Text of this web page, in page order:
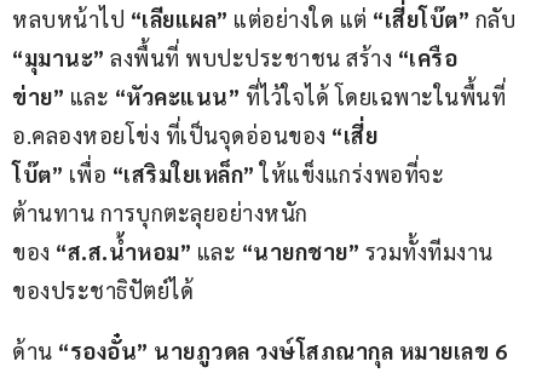
หลบหน้าไป “เลียแผล” แต่อย่างใด แต่ “เสี่ยโบ๊ต” กลับ
“มุมานะ” ลงพื้นที่ พบปะประชาชน สร้าง “เครือ
ข่าย” และ “หัวคะแนน” ที่ไว้ใจได้ โดยเฉพาะในพื้นที่
อ.คลองหอยโข่ง ที่เป็นจุดอ่อนของ “เสี่ย
โบ๊ต” เพื่อ “เสริมใยเหล็ก” ให้แข็งแกร่งพอที่จะ
ต้านทาน การบุกตะลุยอย่างหนัก
ของ “ส.ส.น้ำหอม” และ “นายกชาย” รวมทั้งทีมงาน
ของประชาธิปัตย์ได้
ด้าน “รองอั๋น” นายภูวดล วงษ์โสภณากุล หมายเลข 6